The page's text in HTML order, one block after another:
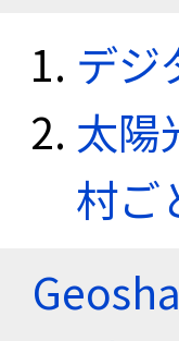
デジ
太陽
村ご